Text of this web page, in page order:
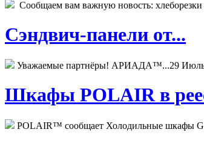
Сообщаем вам важную новость:
Сэндвич-панели от...
Уважаемые партнёры! АРИАДА™...29
Шкафы POLAIR в
POLAIR™ сообщает Холодильные шкафы